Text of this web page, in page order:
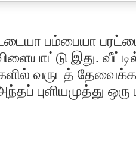
பம்பையா
இது.
வருடத்
புளியமுத்து ஒரு